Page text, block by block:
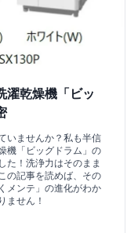
濯乾燥機「ビッ
いませんか？私も半信
機「ビッグドラム」の
た！洗浄力はそのまま
の記事を読めば、その
メンテ」の進化がわか
ません！